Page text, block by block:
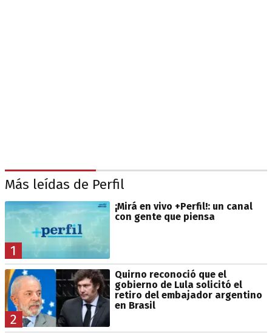
Más leídas de Perfil
1
¡Mirá en vivo +Perfil!: un canal
con gente que piensa
2
Quirno reconoció que el
gobierno de Lula solicitó el
retiro del embajador argentino
en Brasil